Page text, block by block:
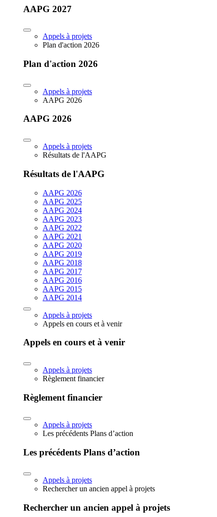
AAPG 2027
Appels à projets
Plan d'action 2026
Plan d'action 2026
Appels à projets
AAPG 2026
AAPG 2026
Appels à projets
Résultats de l'AAPG
Résultats de l'AAPG
AAPG 2026
AAPG 2025
AAPG 2024
AAPG 2023
AAPG 2022
AAPG 2021
AAPG 2020
AAPG 2019
AAPG 2018
AAPG 2017
AAPG 2016
AAPG 2015
AAPG 2014
Appels à projets
Appels en cours et à venir
Appels en cours et à venir
Appels à projets
Règlement financier
Règlement financier
Appels à projets
Les précédents Plans d’action
Les précédents Plans d’action
Appels à projets
Rechercher un ancien appel à projets
Rechercher un ancien appel à projets